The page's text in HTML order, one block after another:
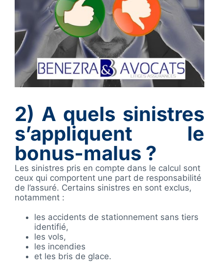
2) A quels sinistres
s’appliquent le
bonus-malus ?
Les sinistres pris en compte dans le calcul sont
ceux qui comportent une part de responsabilité
de l’assuré. Certains sinistres en sont exclus,
notamment :
les accidents de stationnement sans tiers
identifié,
les vols,
les incendies
et les bris de glace.